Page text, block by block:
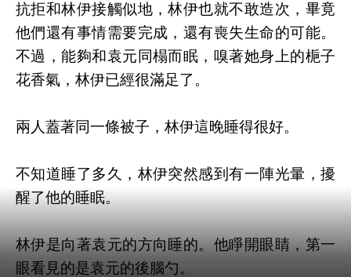
抗拒和林伊接觸似地，林伊也就不敢造次，畢竟
他們還有事情需要完成，還有喪失生命的可能。
不過，能夠和袁元同榻而眠，嗅著她身上的梔子
花香氣，林伊已經很滿足了。
兩人蓋著同一條被子，林伊這晚睡得很好。
不知道睡了多久，林伊突然感到有一陣光暈，擾
醒了他的睡眠。
林伊是向著袁元的方向睡的。他睜開眼睛，第一
眼看見的是袁元的後腦勺。